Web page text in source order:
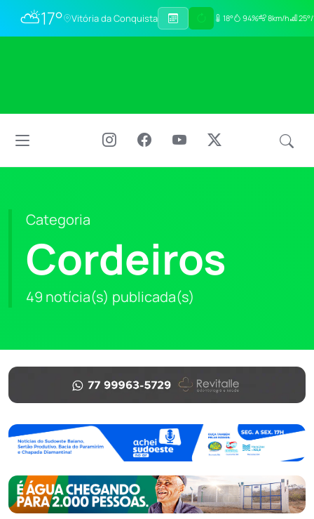
⛅17° Vitória da Conquista 18° 94% 8km/h
Categoria
Cordeiros
49 notícia(s) publicada(s)